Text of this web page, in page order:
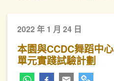
2022 年 1 月 24 日
本園與CCDC舞蹈中
單元實踐試驗計劃